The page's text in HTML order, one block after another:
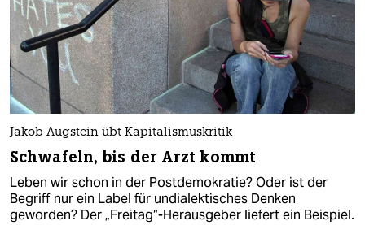
Jakob Augstein übt Kapitalismuskritik
Schwafeln, bis der Arzt kommt
Leben wir schon in der Postdemokratie? Oder ist der
Begriff nur ein Label für undialektisches Denken
geworden? Der „Freitag“-Herausgeber liefert ein Beispiel.